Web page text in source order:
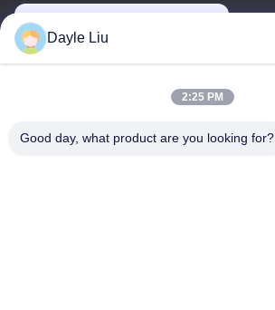
Dayle Liu
2:25 PM
Good day, what product are you looking for?